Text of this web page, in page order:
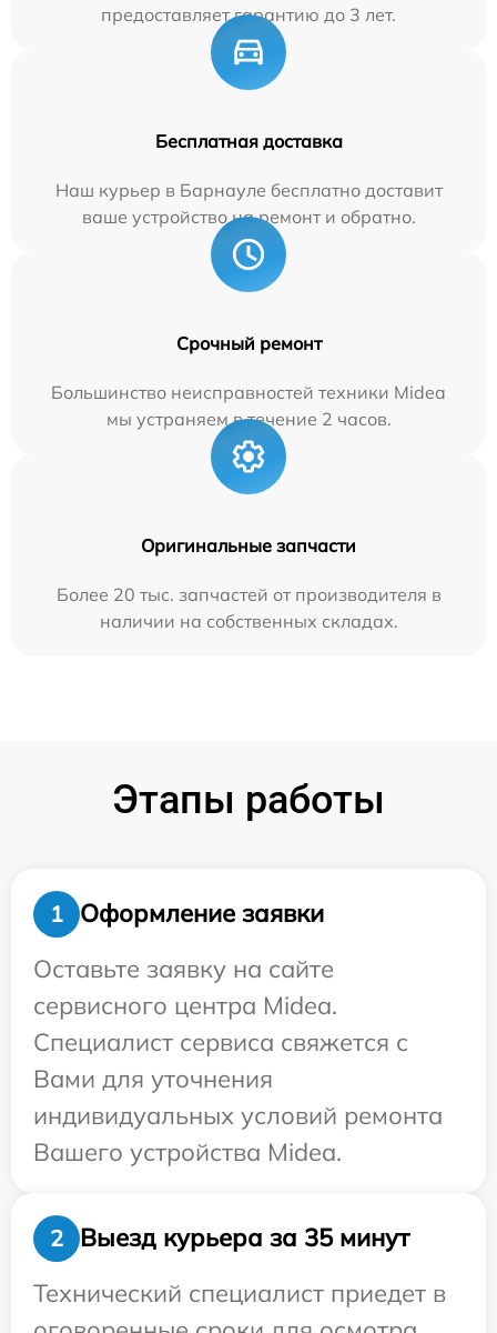
предоставляет гарантию до 3 лет.
Бесплатная доставка
Наш курьер в Барнауле бесплатно доставит
ваше устройство на ремонт и обратно.
Срочный ремонт
Большинство неисправностей техники Midea
мы устраняем в течение 2 часов.
Оригинальные запчасти
Более 20 тыс. запчастей от производителя в
наличии на собственных складах.
Этапы работы
1
Оформление заявки
Оставьте заявку на сайте
сервисного центра Midea.
Специалист сервиса свяжется с
Вами для уточнения
индивидуальных условий ремонта
Вашего устройства Midea.
2
Выезд курьера за 35 минут
Технический специалист приедет в